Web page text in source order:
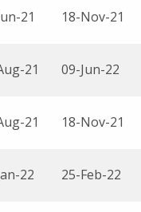
21 18-Nov-21
21 09-Jun-22
21 18-Nov-21
22 25-Feb-22